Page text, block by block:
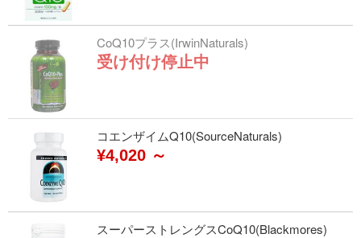
CoQ10プラス(IrwinNaturals)
受け付け停止中
コエンザイムQ10(SourceNaturals)
¥4,020 ～
スーパーストレングスCoQ10(Blackmores)